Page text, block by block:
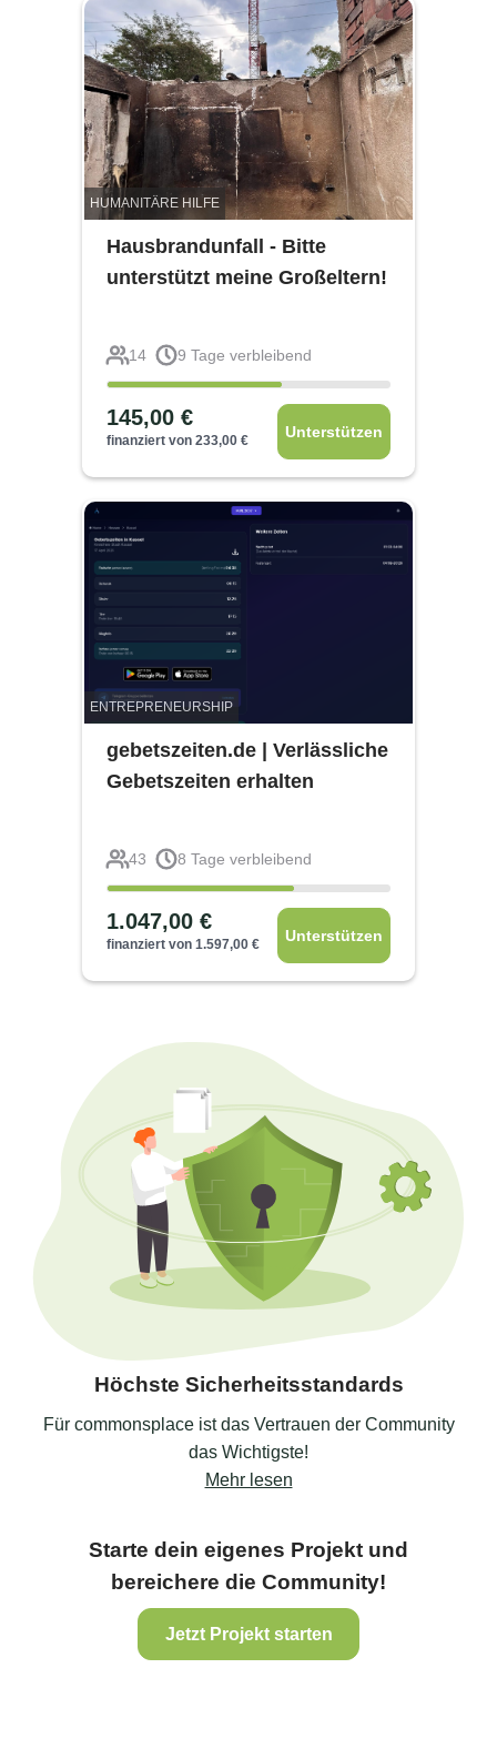
HUMANITÄRE HILFE
Hausbrandunfall - Bitte
unterstützt meine Großeltern!
14 9 Tage verbleibend
145,00 €
finanziert von 233,00 € Unterstützen
ENTREPRENEURSHIP
gebetszeiten.de | Verlässliche
Gebetszeiten erhalten
43 8 Tage verbleibend
1.047,00 €
finanziert von 1.597,00 € Unterstützen
Höchste Sicherheitsstandards
Für commonsplace ist das Vertrauen der Community
das Wichtigste!
Mehr lesen
Starte dein eigenes Projekt und
bereichere die Community!
Jetzt Projekt starten